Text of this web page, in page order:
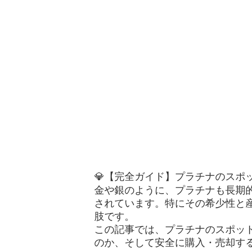
💎【完全ガイド】プラチナのスポ
金や銀のように、プラチナも長期
されています。特にその希少性と
肢です。
この記事では、プラチナのスポッ
のか、そして安全に購入・売却す